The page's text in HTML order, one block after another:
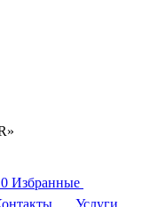
0 Избранные
Услуги